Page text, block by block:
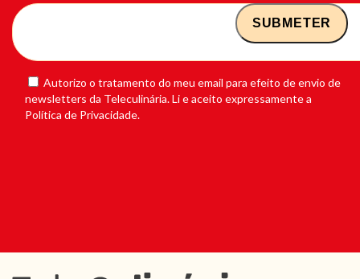
Autorizo o tratamento do meu email para efeito de envio de
newsletters da Teleculinária. Li e aceito expressamente a
Política de Privacidade.